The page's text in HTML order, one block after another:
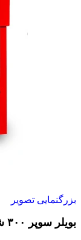
بزرگنمایی تصویر
بویلر سوپر ۳۰۰ شوفاژکار-6 پره